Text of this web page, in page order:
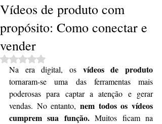
Vídeos de produto com
propósito: Como conectar e
vender
Avaliado com NaN de 5 estrelas.
Na era digital, os vídeos de produto
tornaram-se uma das ferramentas mais
poderosas para captar a atenção e gerar
vendas. No entanto, nem todos os vídeos
cumprem sua função. Muitos ficam na